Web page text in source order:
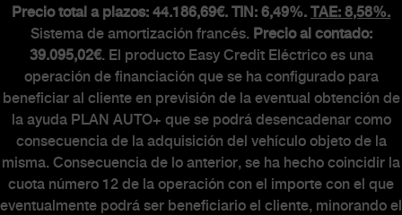
Precio total a plazos: 44.186,69€. TIN: 6,49%. TAE: 8,58%.
Sistema de amortización francés. Precio al contado:
39.095,02€. El producto Easy Credit Eléctrico es una
operación de financiación que se ha configurado para
beneficiar al cliente en previsión de la eventual obtención de
la ayuda PLAN AUTO+ que se podrá desencadenar como
consecuencia de la adquisición del vehículo objeto de la
misma. Consecuencia de lo anterior, se ha hecho coincidir la
cuota número 12 de la operación con el importe con el que
eventualmente podrá ser beneficiario el cliente, minorando el